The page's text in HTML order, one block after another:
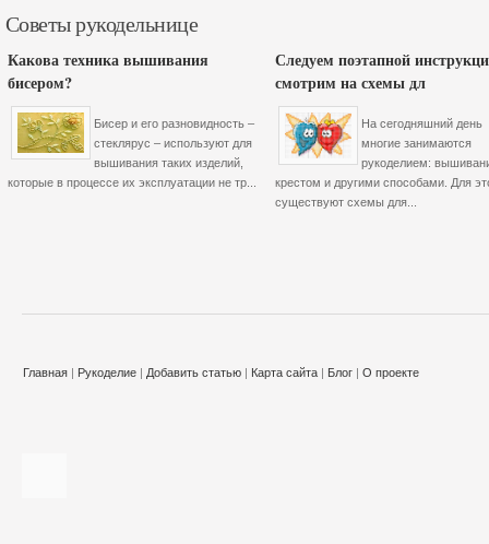
Советы рукодельнице
Какова техника вышивания
бисером?
Бисер и его разновидность –
стеклярус – используют для
вышивания таких изделий,
которые в процессе их эксплуатации не тр...
Следуем поэтапной
смотрим на схемы дл
На сегодняшний день
многие занимаются
рукоделием:
крестом и другими способами. Для
существуют схемы для...
Главная | Рукоделие | Добавить статью | Карта сайта | Блог | О проекте